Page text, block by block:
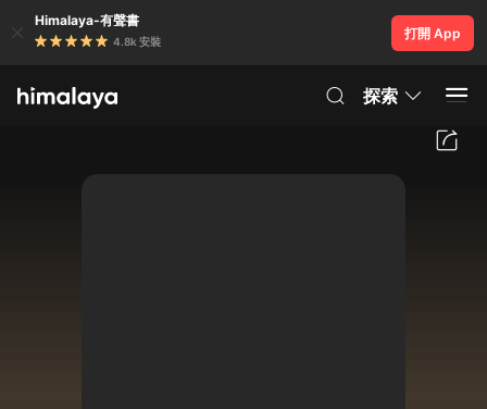
Himalaya-有聲書
4.8k 安裝
打開 App
探索